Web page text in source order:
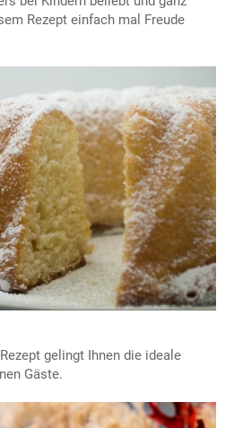
Rezept einfach mal Freude
gelingt Ihnen die ideale
Gäste.